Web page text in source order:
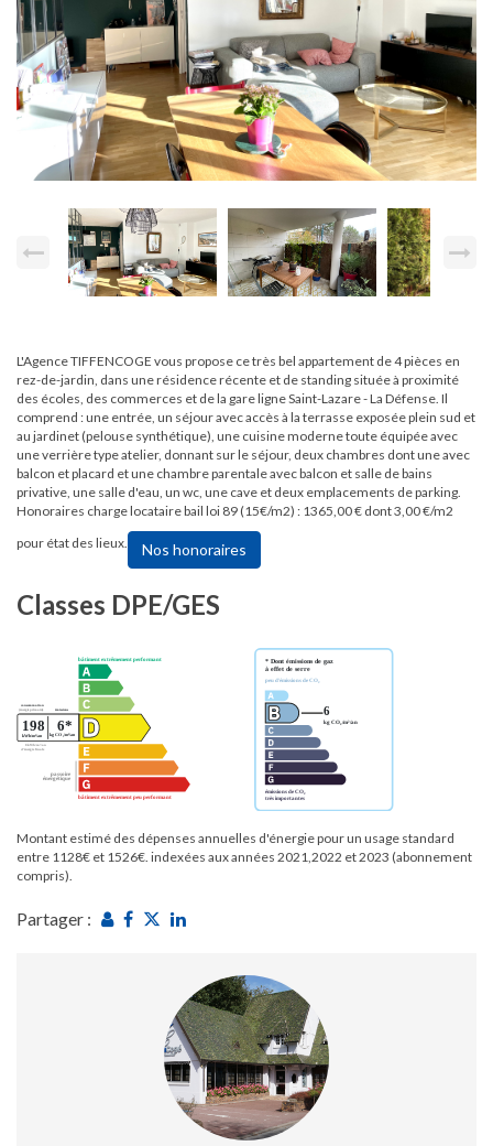
L'Agence TIFFENCOGE vous propose ce très bel appartement de 4 pièces en
rez-de-jardin, dans une résidence récente et de standing située à proximité
des écoles, des commerces et de la gare ligne Saint-Lazare - La Défense. Il
comprend : une entrée, un séjour avec accès à la terrasse exposée plein sud et
au jardinet (pelouse synthétique), une cuisine moderne toute équipée avec
une verrière type atelier, donnant sur le séjour, deux chambres dont une avec
balcon et placard et une chambre parentale avec balcon et salle de bains
privative, une salle d'eau, un wc, une cave et deux emplacements de parking.
Honoraires charge locataire bail loi 89 (15€/m2) : 1365,00 € dont 3,00 €/m2
pour état des lieux.
Nos honoraires
Classes DPE/GES
Montant estimé des dépenses annuelles d'énergie pour un usage standard
entre 1128€ et 1526€. indexées aux années 2021,2022 et 2023 (abonnement
compris).
Partager :